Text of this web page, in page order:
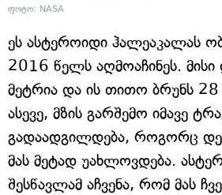
ფოტო: NASA
ეს ასტეროიდი ჰალეაკალას
2016 წელს აღმოაჩინეს.
მეტრია და ის თითო ბრუნს 28
ასევე, მზის გარშემო იმავე
გადაადგილდება, როგორც
მას მეტად უახლოვდება.
შესწავლამ აჩვენა, რომ მას